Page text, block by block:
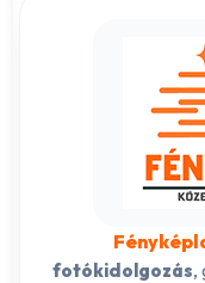
fotókidolgozás,